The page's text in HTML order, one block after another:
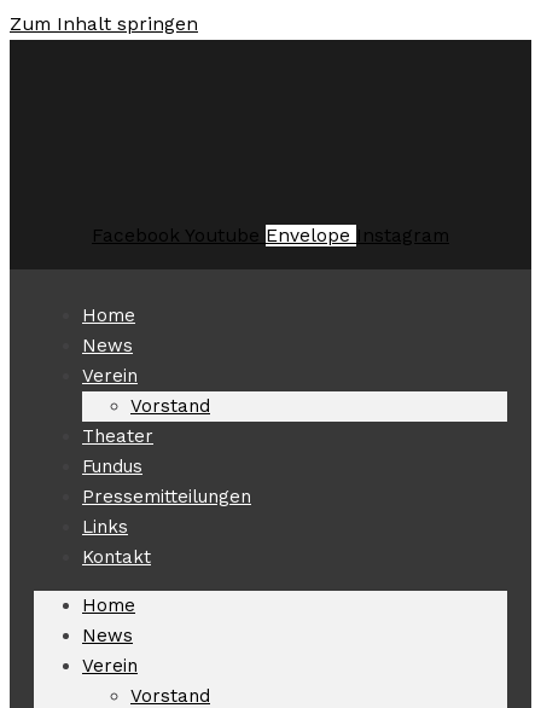
Zum Inhalt springen
Facebook Youtube Envelope Instagram
Home
News
Verein
Vorstand
Theater
Fundus
Pressemitteilungen
Links
Kontakt
Home
News
Verein
Vorstand